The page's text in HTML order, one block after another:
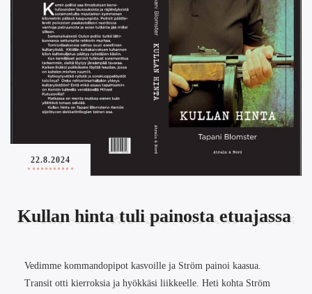
22.8.2024
Kullan hinta tuli painosta etuajassa
Vedimme kommandopipot kasvoille ja Ström painoi kaasua.
Transit otti kierroksia ja hyökkäsi liikkeelle. Heti kohta Ström